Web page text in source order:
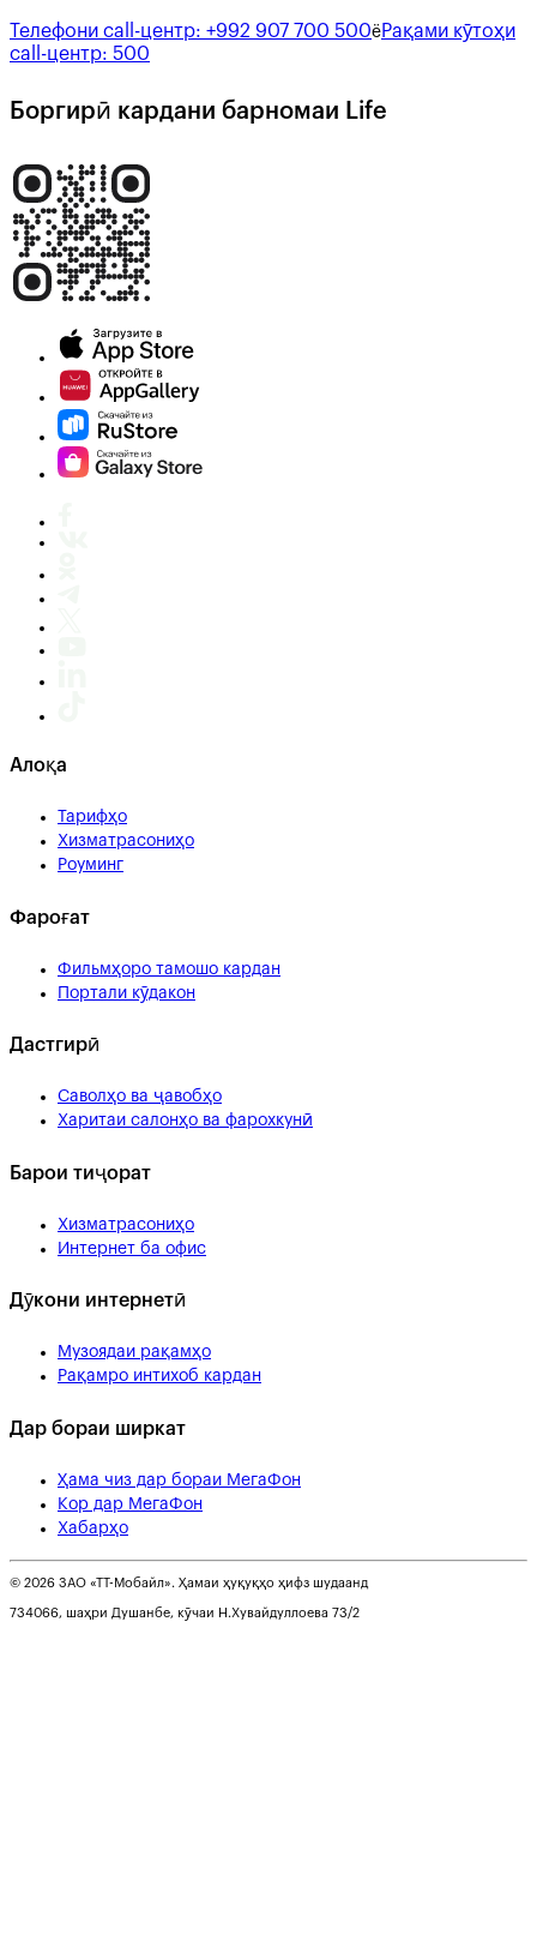
Телефони call-центр: +992 907 700 500ёРақами кӯтоҳи
call-центр: 500
Боргирӣ кардани барномаи Life
Алоқа
Тарифҳо
Хизматрасониҳо
Роуминг
Фароғат
Фильмҳоро тамошо кардан
Портали кӯдакон
Дастгирӣ
Саволҳо ва ҷавобҳо
Харитаи салонҳо ва фарохкунӣ
Барои тиҷорат
Хизматрасониҳо
Интернет ба офис
Дӯкони интернетӣ
Музоядаи рақамҳо
Рақамро интихоб кардан
Дар бораи ширкат
Ҳама чиз дар бораи МегаФон
Кор дар МегаФон
Хабарҳо
© 2026 ЗАО «ТТ-Мобайл». Ҳамаи ҳуқуқҳо ҳифз шудаанд
734066, шаҳри Душанбе, кӯчаи Н.Хувайдуллоева 73/2